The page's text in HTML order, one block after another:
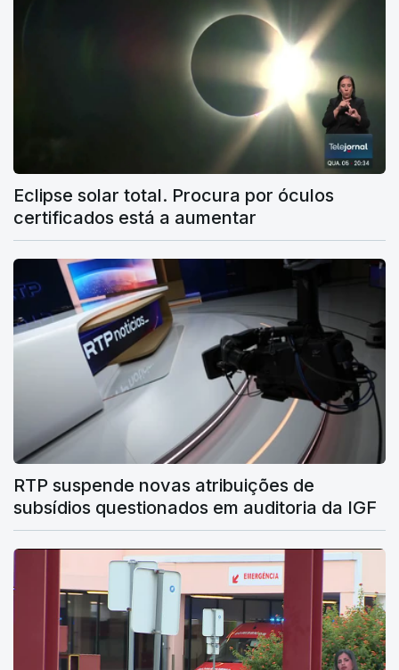
Eclipse solar total. Procura por óculos
certificados está a aumentar
RTP suspende novas atribuições de
subsídios questionados em auditoria da IGF